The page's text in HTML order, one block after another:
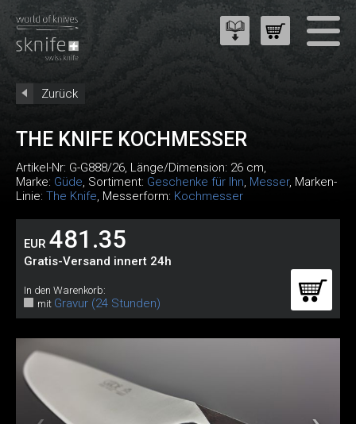
Zurück
THE KNIFE KOCHMESSER
Artikel-Nr: G-G888/26, Länge/Dimension: 26 cm,
Marke: Güde, Sortiment: Geschenke für Ihn, Messer, Marken-
Linie: The Knife, Messerform: Kochmesser
EUR 481.35
Gratis-Versand innert 24h
In den Warenkorb:
mit Gravur (24 Stunden)